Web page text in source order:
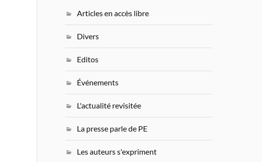
Articles en accès libre
Divers
Editos
Événements
L'actualité revisitée
La presse parle de PE
Les auteurs s'expriment